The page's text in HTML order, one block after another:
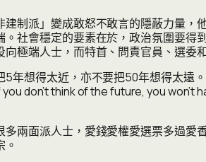
制派」變成敢怒不敢言的隱蔽力量，
社會穩定的要素在於，政治氛圍要得
極端人士，而特首、問責官員、選委
年想得太近，亦不要把50年想得太遠
don’t think of the future, you
兩面派人士，愛錢愛權愛選票多過愛